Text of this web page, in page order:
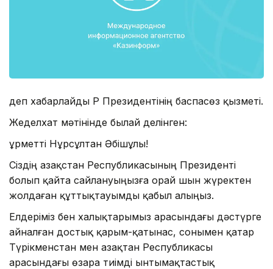
деп хабарлайды ҚР Президентінің баспасөз қызметі.
Жеделхат мәтінінде былай делінген:
Құрметті Нұрсұлтан Әбішұлы!
Сіздің Қазақстан Республикасының Президенті
болып қайта сайлануыңызға орай шын жүректен
жолдаған құттықтауымды қабыл алыңыз.
Елдеріміз бен халықтарымыз арасындағы дәстүрге
айналған достық қарым-қатынас, сонымен қатар
Түрікменстан мен Қазақтан Республикасы
арасындағы өзара тиімді ынтымақтастық